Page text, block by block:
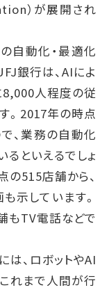
）が展開され
自動化・最適化
銀行は、AIによ
8,000人程度の従
。2017年の時点
、業務の自動化
といえるでしょ
の515店舗から、
示しています。
もTV電話などで
、ロボットやAI
れまで人間が行